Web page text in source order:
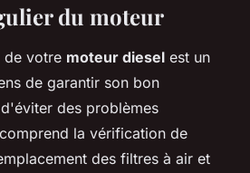
du moteur
de votre moteur diesel est un
de garantir son bon
des problèmes
la vérification de
des filtres à air et